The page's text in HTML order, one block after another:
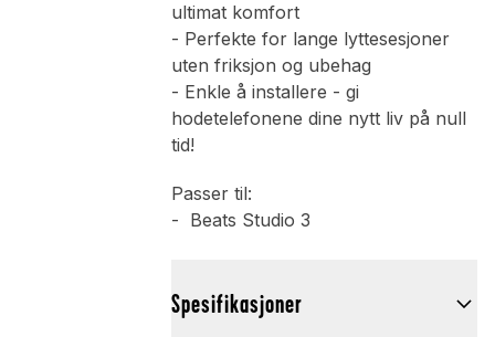
ultimat komfort
- Perfekte for lange lyttesesjoner
uten friksjon og ubehag
- Enkle å installere - gi
hodetelefonene dine nytt liv på null
tid!
Passer til:
- Beats Studio 3
Spesifikasjoner